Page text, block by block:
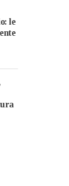
le